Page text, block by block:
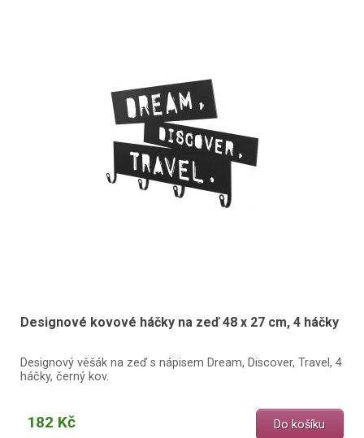
Designové kovové háčky na zeď 48 x 27 cm, 4 háčky
Designový věšák na zeď s nápisem Dream, Discover, Travel, 4
háčky, černý kov.
182 Kč Do košíku